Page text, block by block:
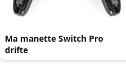
Ma manette Switch Pro
drifte